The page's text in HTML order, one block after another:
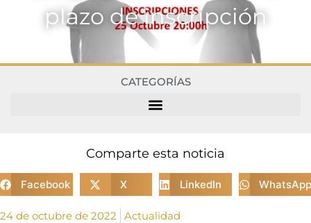
plazo de inscripción
CATEGORÍAS
Comparte esta noticia
Facebook X LinkedIn WhatsApp
24 de octubre de 2022 Actualidad